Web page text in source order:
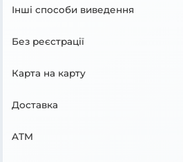
Інші способи виведення
Без реєстрації
Карта на карту
Доставка
ATM